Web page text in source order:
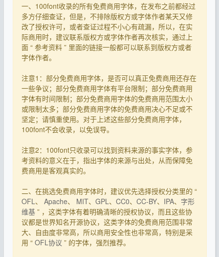
一、100font收录的所有免费商用字体，在发布之前都经过
多方仔细查证，但是，不排除版权方或字体作者某天又修
改了授权许可，或者查证过程不小心有疏漏，所以，在实
际商用时，建议联系版权方或字体作者再次核实，通过上
面 “ 参考资料 ” 里面的链接一般都可以联系到版权方或者
字体作者。
注意1：部分免费商用字体，是否可以真正免费商用还存在
一些争议；部分免费商用字体有平台限制；部分免费商用
字体有时间限制；部分免费商用字体的免费商用范围太小
或限制太多；部分免费商用字体的免费商用决心不足或不
坚定；请慎重使用。对于上述这些部分免费商用字体，
100font不会收录，以免误导。
注意2：100font只收录可以找到资料来源的事实字体，参
考资料的意义在于，指出字体的来源与出处，从而保障免
费商用是客观真实的。
二、在挑选免费商用字体时，建议优先选择授权分类里的 “
OFL 、 Apache、 MIT、 GPL 、 CC0、 CC-BY、 IPA、 字形
维基 ” ，这类字体有着明确清晰的授权协议，而且这些协
议都是世界知名开源协议，这类字体的免费商用范围非常
大、自由度非常高，所以商用安全性也非常高，特别是采
用 “ OFL协议 ” 的字体，强烈推荐。